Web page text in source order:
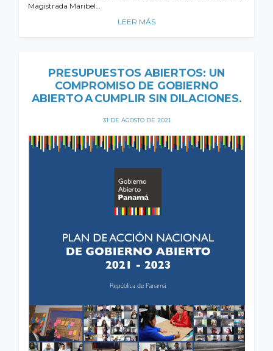
Magistrada Maribel…
LEER MÁS
PRESUPUESTOS ABIERTOS: UN
COMPROMISO DE GOBIERNO
ABIERTO A CUMPLIR SIN DILACIONES.
31 DE AGOSTO DE 2021